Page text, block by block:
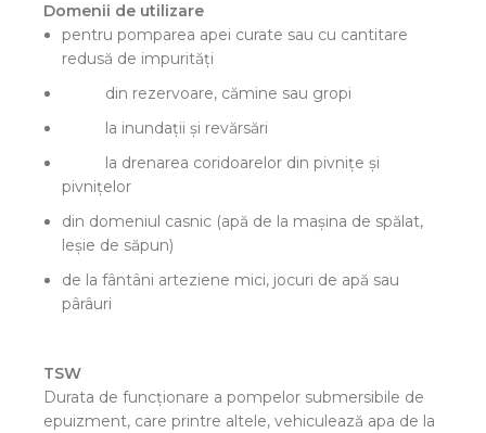
Domenii de utilizare
pentru pomparea apei curate sau cu cantitare
redusă de impurităţi
din rezervoare, cămine sau gropi
la inundaţii şi revărsări
la drenarea coridoarelor din pivniţe şi
pivniţelor
din domeniul casnic (apă de la maşina de spălat,
leşie de săpun)
de la fântâni arteziene mici, jocuri de apă sau
pârâuri
TSW
Durata de funcţionare a pompelor submersibile de
epuizment, care printre altele, vehiculează apa de la